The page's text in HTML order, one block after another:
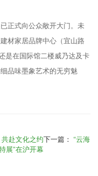
正式向公众敞开大门。未
材家居品牌中心（宜山路
是在国际馆二楼威乃达及卡
品味墨象艺术的无穷魅
赴文化之约下一篇： “云海
展”在沪开幕